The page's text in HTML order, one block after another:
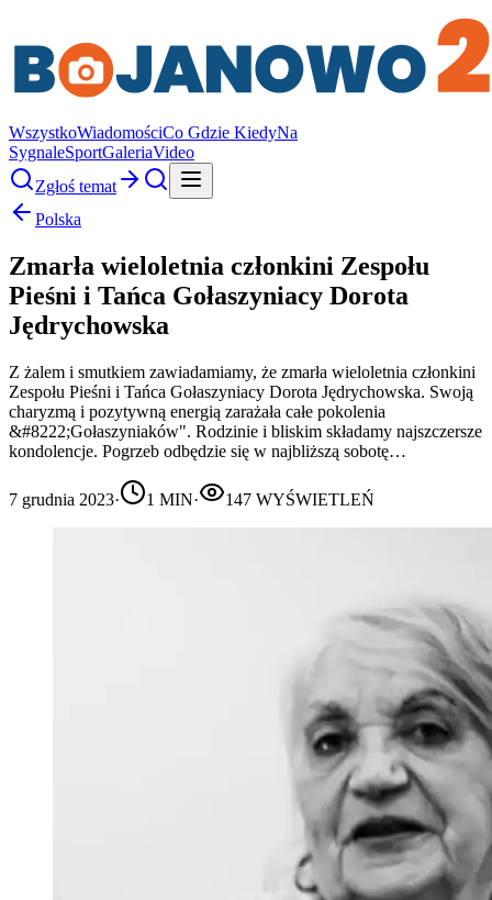
WszystkoWiadomościCo Gdzie KiedyNa
SygnaleSportGaleriaVideo
Zgłoś temat
Polska
Zmarła wieloletnia członkini Zespołu
Pieśni i Tańca Gołaszyniacy Dorota
Jędrychowska
Z żalem i smutkiem zawiadamiamy, że zmarła wieloletnia członkini
Zespołu Pieśni i Tańca Gołaszyniacy Dorota Jędrychowska. Swoją
charyzmą i pozytywną energią zarażała całe pokolenia
&#8222;Gołaszyniaków". Rodzinie i bliskim składamy najszczersze
kondolencje. Pogrzeb odbędzie się w najbliższą sobotę…
7 grudnia 2023· 1 MIN· 147 WYŚWIETLEŃ